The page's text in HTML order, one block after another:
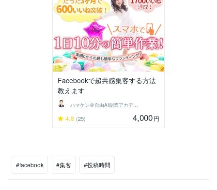
Facebookで超共感集客する方法
教えます
ハマケン＠自由AI副業アカデミー主宰
4.8 (25) 4,000円
#facebook #集客 #投稿時間